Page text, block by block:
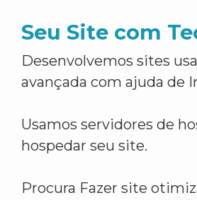
Seu Site com
Desenvolvemos sites
avançada com ajuda de
Usamos servidores de
hospedar seu site.
Procura Fazer site